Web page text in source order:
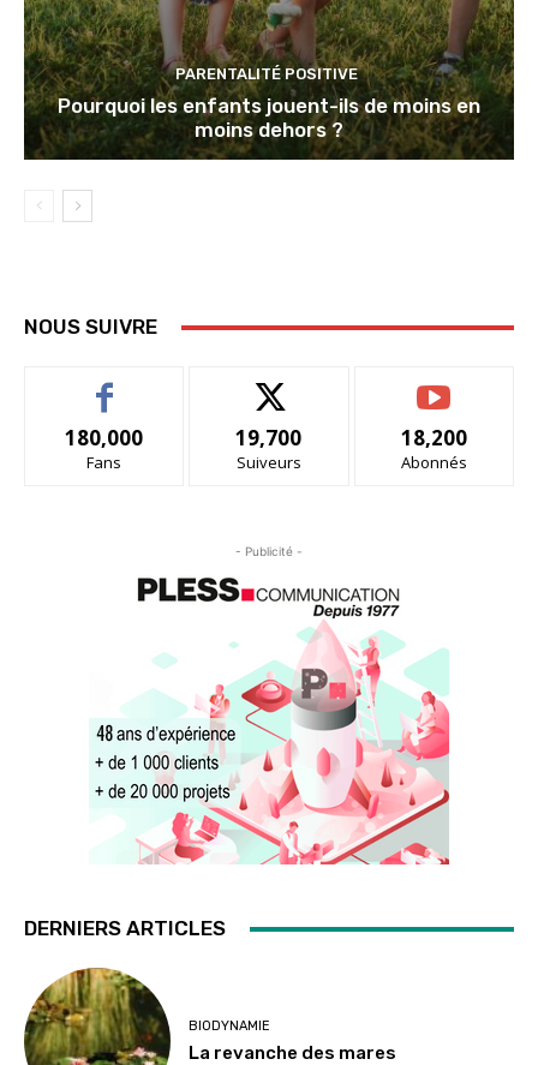
PARENTALITÉ POSITIVE
Pourquoi les enfants jouent-ils de moins en
moins dehors ?
NOUS SUIVRE
180,000
Fans
19,700
Suiveurs
18,200
Abonnés
- Publicité -
DERNIERS ARTICLES
BIODYNAMIE
La revanche des mares